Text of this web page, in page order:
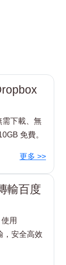
需下載、無
免費。
更多 >>
輸百度
用
，安全高效